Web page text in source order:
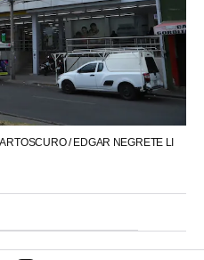
/ EDGAR NEGRETE LI